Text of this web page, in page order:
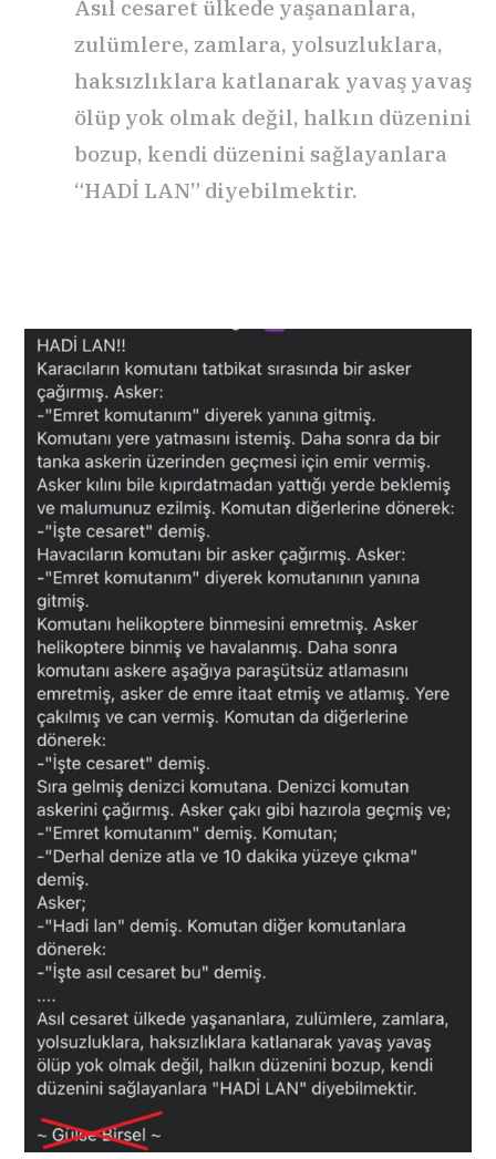
Asıl cesaret ülkede yaşananlara,
zulümlere, zamlara, yolsuzluklara,
haksızlıklara katlanarak yavaş yavaş
ölüp yok olmak değil, halkın düzenini
bozup, kendi düzenini sağlayanlara
“HADİ LAN” diyebilmektir.